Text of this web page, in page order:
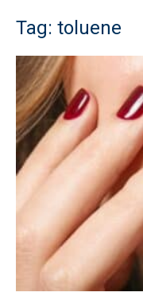
Tag: toluene